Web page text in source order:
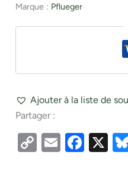
Marque : Pflueger
Ajouter à la liste de
Partager :
CopyEmail X